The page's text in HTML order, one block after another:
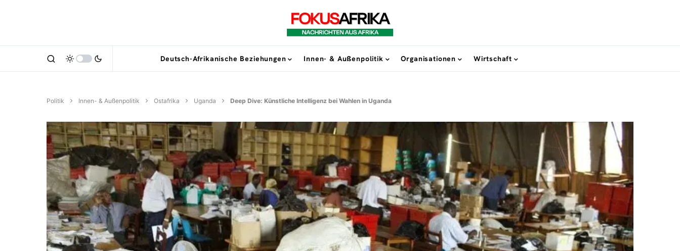
Deutsch-Afrikanische Beziehungen Innen- & Außenpolitik Organisationen Wirtschaft
Politik Innen- & Außenpolitik Ostafrika Uganda Deep Dive: Künstliche Intelligenz bei Wahlen in Uganda